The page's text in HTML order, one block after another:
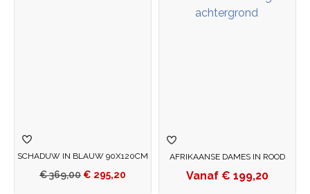
SCHADUW IN BLAUW 90X120CM
€369,00 € 295,20
AFRIKAANSE DAMES IN ROOD
€ 199,20